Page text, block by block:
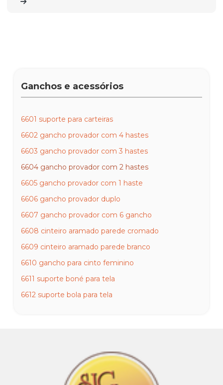
Ganchos e acessórios
6601 suporte para carteiras
6602 gancho provador com 4 hastes
6603 gancho provador com 3 hastes
6604 gancho provador com 2 hastes
6605 gancho provador com 1 haste
6606 gancho provador duplo
6607 gancho provador com 6 gancho
6608 cinteiro aramado parede cromado
6609 cinteiro aramado parede branco
6610 gancho para cinto feminino
6611 suporte boné para tela
6612 suporte bola para tela
6616 tampa cromada para manequim
6617 base de vidro redonda para manequim